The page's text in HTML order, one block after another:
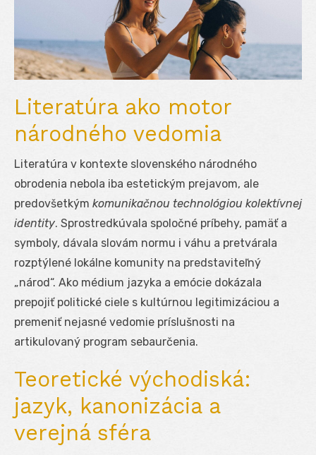
Literatúra ako motor
národného vedomia
Literatúra v kontexte slovenského národného
obrodenia nebola iba estetickým prejavom, ale
predovšetkým komunikačnou technológiou kolektívnej
identity. Sprostredkúvala spoločné príbehy, pamäť a
symboly, dávala slovám normu i váhu a pretvárala
rozptýlené lokálne komunity na predstaviteľný
„národ“. Ako médium jazyka a emócie dokázala
prepojiť politické ciele s kultúrnou legitimizáciou a
premeniť nejasné vedomie príslušnosti na
artikulovaný program sebaurčenia.
Teoretické východiská:
jazyk, kanonizácia a
verejná sféra